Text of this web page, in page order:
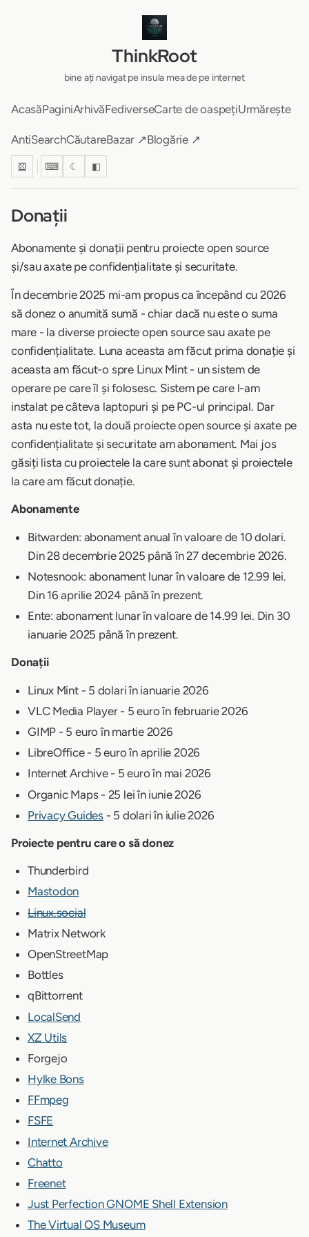
ThinkRoot
bine ați navigat pe insula mea de pe internet
AcasăPaginiArhivăFediverseCarte de oaspețiUrmărește
AntiSearchCăutareBazar ↗Blogărie ↗
⚄ ⌨ ☾ ◧
Donații
Abonamente și donații pentru proiecte open source
și/sau axate pe confidențialitate și securitate.
În decembrie 2025 mi-am propus ca începând cu 2026
să donez o anumită sumă - chiar dacă nu este o suma
mare - la diverse proiecte open source sau axate pe
confidențialitate. Luna aceasta am făcut prima donație și
aceasta am făcut-o spre Linux Mint - un sistem de
operare pe care îl și folosesc. Sistem pe care l-am
instalat pe câteva laptopuri și pe PC-ul principal. Dar
asta nu este tot, la două proiecte open source și axate pe
confidențialitate și securitate am abonament. Mai jos
găsiți lista cu proiectele la care sunt abonat și proiectele
la care am făcut donație.
Abonamente
Bitwarden: abonament anual în valoare de 10 dolari.
Din 28 decembrie 2025 până în 27 decembrie 2026.
Notesnook: abonament lunar în valoare de 12.99 lei.
Din 16 aprilie 2024 până în prezent.
Ente: abonament lunar în valoare de 14.99 lei. Din 30
ianuarie 2025 până în prezent.
Donații
Linux Mint - 5 dolari în ianuarie 2026
VLC Media Player - 5 euro în februarie 2026
GIMP - 5 euro în martie 2026
LibreOffice - 5 euro în aprilie 2026
Internet Archive - 5 euro în mai 2026
Organic Maps - 25 lei în iunie 2026
Privacy Guides- 5 dolari în iulie 2026
Proiecte pentru care o să donez
Thunderbird
Mastodon
Linux.social
Matrix Network
OpenStreetMap
Bottles
qBittorrent
LocalSend
XZ Utils
Forgejo
Hylke Bons
FFmpeg
FSFE
Internet Archive
Chatto
Freenet
Just Perfection GNOME Shell Extension
The Virtual OS Museum